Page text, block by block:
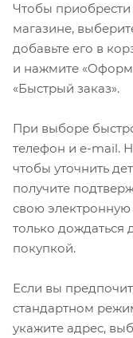
Чтобы
магазине,
добавьте его в
и нажмите
«Быстрый заказ».
При выборе
телефон и e-mail.
чтобы уточнить
получите
свою электронную
только дождаться
покупкой.
Если вы
стандартном
укажите адрес,